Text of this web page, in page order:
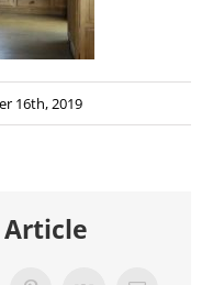
16th, 2019
Article